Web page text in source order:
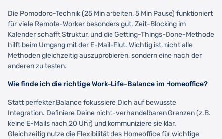
Die Pomodoro-Technik (25 Min arbeiten, 5 Min Pause) funktioniert
für viele Remote-Worker besonders gut. Zeit-Blocking im
Kalender schafft Struktur, und die Getting-Things-Done-Methode
hilft beim Umgang mit der E-Mail-Flut. Wichtig ist, nicht alle
Methoden gleichzeitig auszuprobieren, sondern eine nach der
anderen zu testen.
Wie finde ich die richtige Work-Life-Balance im Homeoffice?
Statt perfekter Balance fokussiere Dich auf bewusste
Integration. Definiere Deine nicht-verhandelbaren Grenzen (z.B.
keine E-Mails nach 20 Uhr) und kommuniziere sie klar.
Gleichzeitig nutze die Flexibilität des Homeoffice für wichtige